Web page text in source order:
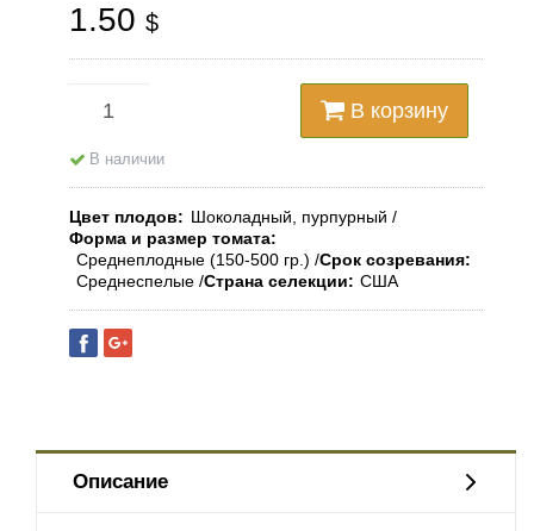
1.50 $
В корзину
В наличии
Цвет плодов
Шоколадный, пурпурный
Форма и размер томата
Среднеплодные (150-500 гр.) Срок созревания
Среднеспелые Страна селекции США
Описание